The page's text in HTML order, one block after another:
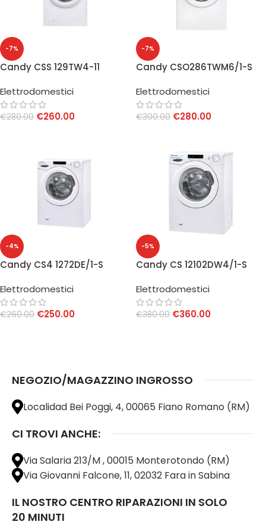
-7%
Candy CSS 129TW4-11
Classe B
Elettrodomestici
€280.00 €260.00
-7%
Candy CSO286TWM6/1-S
Elettrodomestici
€300.00 €280.00
-4%
Candy CS4 1272DE/1-S
Classe D
Elettrodomestici
€260.00 €250.00
-5%
Candy CS 12102DW4/1-S
Bianca
Elettrodomestici
€380.00 €360.00
NEGOZIO/MAGAZZINO INGROSSO
Localidad Bei Poggi, 4, 00065 Fiano Romano (RM)
CI TROVI ANCHE:
Via Salaria 213/M , 00015 Monterotondo (RM)
Via Giovanni Falcone, 11, 02032 Fara in Sabina
IL NOSTRO CENTRO RIPARAZIONI IN SOLO
20 MINUTI